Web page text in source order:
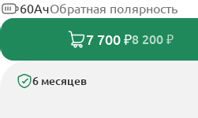
60АчОбратная полярность
7 700 ₽8 200 ₽
6 месяцев